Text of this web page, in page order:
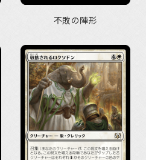
不敗の陣形